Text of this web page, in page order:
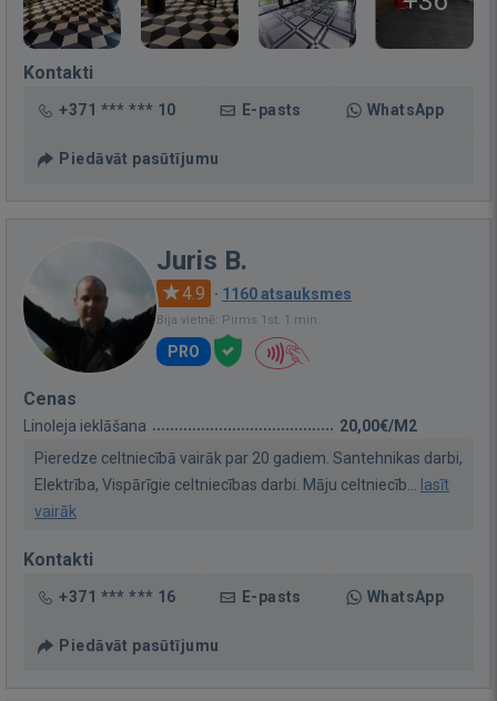
Kontakti
+371 *** *** 10 E-pasts WhatsApp
Piedāvāt pasūtījumu
Juris B.
4.9 · 1160 atsauksmes
Bija vietnē: Pirms 1st. 1 min.
PRO
Cenas
Linoleja ieklāšana
20,00€/M2
Pieredze celtniecībā vairāk par 20 gadiem. Santehnikas darbi,
Elektrība, Vispārīgie celtniecības darbi. Māju celtniecīb...
lasīt
vairāk
Kontakti
+371 *** *** 16 E-pasts WhatsApp
Piedāvāt pasūtījumu